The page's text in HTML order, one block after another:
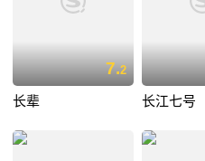
7.2
长辈 长江七号